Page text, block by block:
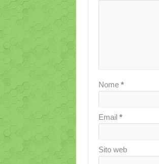
Nome *
Email *
Sito web